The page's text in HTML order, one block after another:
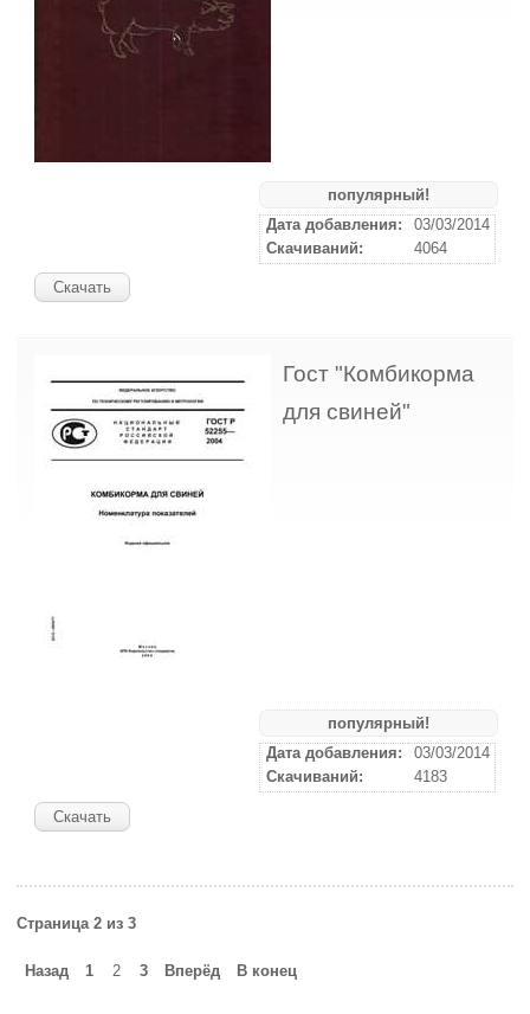
популярный!
Дата добавления:
03/03/2014
Скачиваний:
4064
Скачать
Гост "Комбикорма
для свиней"
популярный!
Дата добавления:
03/03/2014
Скачиваний:
4183
Скачать
Страница 2 из 3
Назад 1 2 3 Вперёд В конец